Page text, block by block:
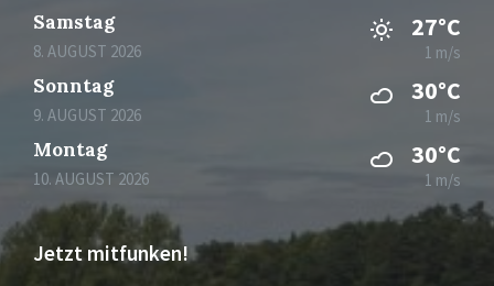
Samstag
8. AUGUST 2026
27°C
1 m/s
Sonntag
9. AUGUST 2026
30°C
1 m/s
Montag
10. AUGUST 2026
30°C
1 m/s
Jetzt mitfunken!